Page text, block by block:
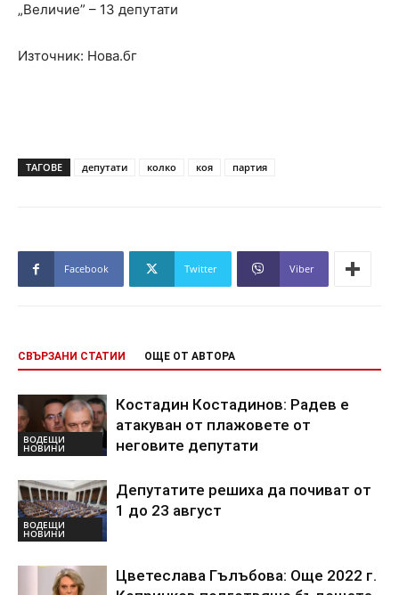
„Величие” – 13 депутати
Източник: Нова.бг
ТАГОВЕ депутати колко коя партия
Facebook Twitter Viber
СВЪРЗАНИ СТАТИИ ОЩЕ ОТ АВТОРА
ВОДЕЩИ
НОВИНИ
Костадин Костадинов: Радев е
атакуван от плажoвете от
неговите депутати
ВОДЕЩИ
НОВИНИ
Депутатите решиха да почиват от
1 до 23 август
Цветеслава Гълъбова: Още 2022 г.